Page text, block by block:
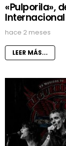
«Pulporila»,
hace 2 meses
LEER MÁS...